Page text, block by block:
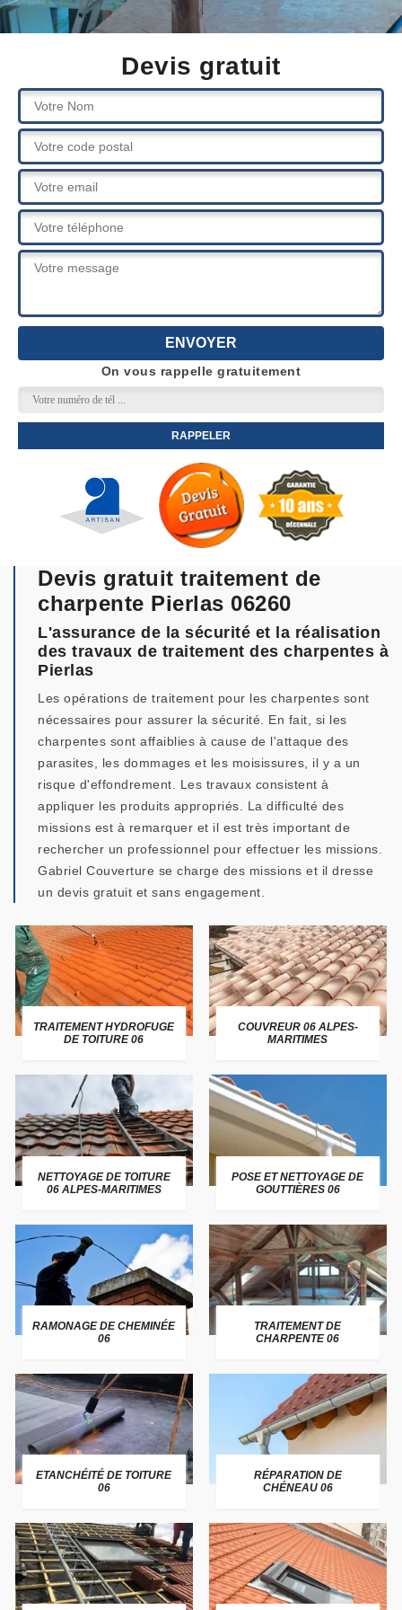
Devis gratuit
On vous rappelle gratuitement
Devis gratuit traitement de
charpente Pierlas 06260
L'assurance de la sécurité et la réalisation
des travaux de traitement des charpentes à
Pierlas
Les opérations de traitement pour les charpentes sont
nécessaires pour assurer la sécurité. En fait, si les
charpentes sont affaiblies à cause de l'attaque des
parasites, les dommages et les moisissures, il y a un
risque d'effondrement. Les travaux consistent à
appliquer les produits appropriés. La difficulté des
missions est à remarquer et il est très important de
rechercher un professionnel pour effectuer les missions.
Gabriel Couverture se charge des missions et il dresse
un devis gratuit et sans engagement.
TRAITEMENT HYDROFUGE
DE TOITURE 06
COUVREUR 06 ALPES-
MARITIMES
NETTOYAGE DE TOITURE
06 ALPES-MARITIMES
POSE ET NETTOYAGE DE
GOUTTIÈRES 06
RAMONAGE DE CHEMINÉE
06
TRAITEMENT DE
CHARPENTE 06
ETANCHÉITÉ DE TOITURE
06
RÉPARATION DE
CHÉNEAU 06